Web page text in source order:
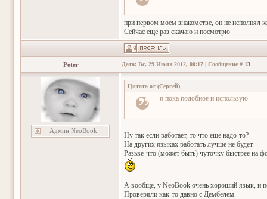
при первом моем знакомстве, он не исполнял
Сейчас еще раз скачаю и посмотрю
Peter Дата: Вс, 29 Июля 2012, 00:17 | Сообщение # 13
Админ NeoBook
Цитата от (Сергей)
я пока подобное и использую
Ну так если работает, то что ещё надо-то?
На других языках работать лучше не будет.
Разьве-что (может быть) чуточку быстрее на
А вообще, у NeoBook очень хороший язык, и
Проверяли как-то давно с Дембелем.